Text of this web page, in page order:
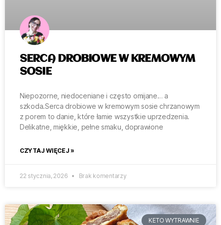
SERCA DROBIOWE W KREMOWYM
SOSIE
Niepozorne, niedoceniane i często omijane… a
szkoda.Serca drobiowe w kremowym sosie chrzanowym
z porem to danie, które łamie wszystkie uprzedzenia.
Delikatne, miękkie, pełne smaku, doprawione
CZYTAJ WIĘCEJ »
22 stycznia, 2026 Brak komentarzy
KETO WYTRAWNIE